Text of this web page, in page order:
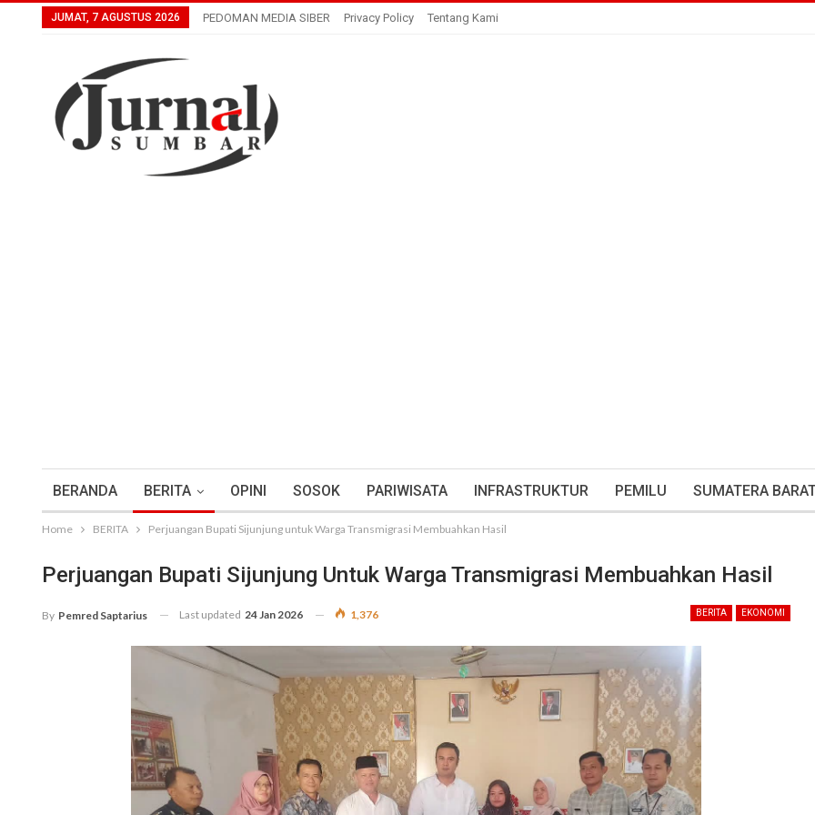
JUMAT, 7 AGUSTUS 2026 PEDOMAN MEDIA SIBER Privacy Policy Tentang Kami
BERANDA BERITA OPINI SOSOK PARIWISATA INFRASTRUKTUR PEMILU SUMATERA
Home BERITA Perjuangan Bupati Sijunjung untuk Warga Transmigrasi Membuahkan Hasil
Perjuangan Bupati Sijunjung Untuk Warga Transmigrasi Membuahkan Hasil
BERITA EKONOMI
By Pemred Saptarius Last updated 24 Jan 2026 1,376